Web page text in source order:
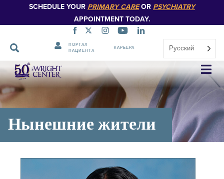
SCHEDULE YOUR PRIMARY CAREOR PSYCHIATRY
APPOINTMENT TODAY.
ПОРТАЛ
ПАЦИЕНТА
КАРЬЕРА Русский
Пропустить
навигацию
Нынешние жители